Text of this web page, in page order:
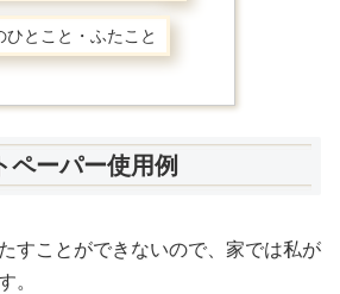
ひとこと・ふたこと
ペーパー使用例
すことができないので、家では私が
。